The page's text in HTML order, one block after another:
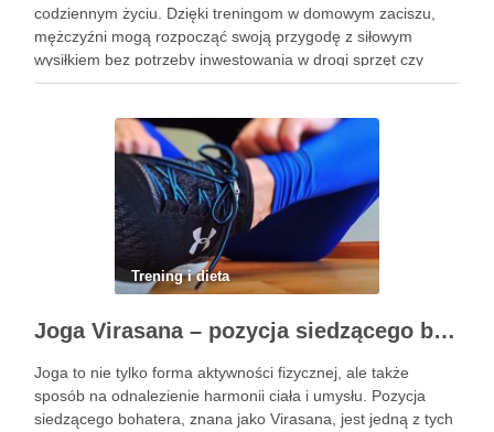
codziennym życiu. Dzięki treningom w domowym zaciszu,
mężczyźni mogą rozpocząć swoją przygodę z siłowym
wysiłkiem bez potrzeby inwestowania w drogi sprzęt czy
dojazdy do siłowni. Regularne ćwiczenia, które można
Trening i dieta
Joga Virasana – pozycja siedzącego bohatera i jej korzyści
Joga to nie tylko forma aktywności fizycznej, ale także
sposób na odnalezienie harmonii ciała i umysłu. Pozycja
siedzącego bohatera, znana jako Virasana, jest jedną z tych